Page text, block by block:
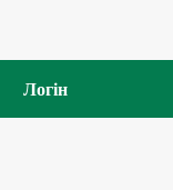
Логін